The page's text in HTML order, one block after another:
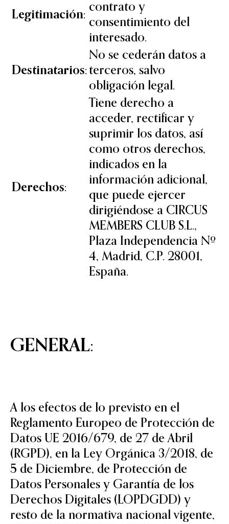
Legitimación:
contrato y
consentimiento del
interesado.
Destinatarios:
No se cederán datos a
terceros, salvo
obligación legal.
Derechos:
Tiene derecho a
acceder, rectificar y
suprimir los datos, así
como otros derechos,
indicados en la
información adicional,
que puede ejercer
dirigiéndose a CIRCUS
MEMBERS CLUB S.L.,
Plaza Independencia Nº
4, Madrid, C.P. 28001,
España.
GENERAL:
A los efectos de lo previsto en el
Reglamento Europeo de Protección de
Datos UE 2016/679, de 27 de Abril
(RGPD), en la Ley Orgánica 3/2018, de
5 de Diciembre, de Protección de
Datos Personales y Garantía de los
Derechos Digitales (LOPDGDD) y
resto de la normativa nacional vigente,